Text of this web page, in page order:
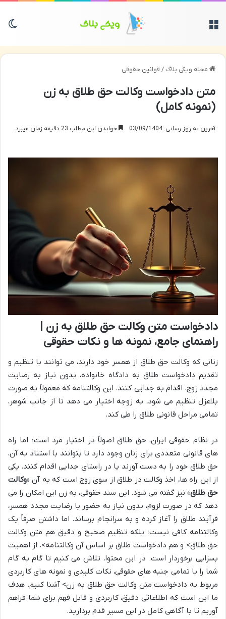
مجله ویکی بلاگ/ قوانین حقوقی
متن دادخواست وکالت حق طلاق به زن
(نمونه کامل)
آخرین به روز رسانی: 03/09/1404 خواندن این مطلب 23 دقیقه زمان میبرد
دادخواست متن وکالت حق طلاق به زن |
راهنمای جامع، نمونه ها و نکات حقوقی
زنانی که وکالت حق طلاق از همسر خود دارند، می توانند با تنظیم و
تقدیم دادخواست طلاق به دادگاه خانواده، بدون نیاز به رضایت
مجدد زوج، اقدام به جدایی کنند. این وکالتنامه که معمولاً به صورت
بلاعزل تنظیم می شود، به زوجه اختیار می دهد تا از جانب شوهر،
تمامی مراحل قانونی طلاق را طی کند.
در نظام حقوقی ایران، حق طلاق اصولاً در اختیار مرد است؛ اما راه
های قانونی متعددی برای زنان وجود دارد تا بتوانند با استناد به آن،
حق طلاق خود را به دست آورند یا در راستای جدایی اقدام کنند. یکی
از این راه ها، اخذ وکالت در طلاق از سوی زوج است که به آن «وکالت
حق طلاق» نیز گفته می شود. این سند حقوقی، به زن این امکان را می
دهد که در صورت لزوم، بدون نیاز به حضور یا رضایت مجدد همسر،
فرآیند طلاق را آغاز کرده و به سرانجام برساند. اما داشتن صرفاً یک
وکالتنامه کافی نیست؛ بلکه تنظیم صحیح و دقیق هم متن وکالت
حق طلاق> و هم دادخواست طلاق بر اساس آن وکالتنامه>، از اهمیت
بسزایی برخوردار است. در این محتوا، تلاش می کنیم تا گام به گام
شما را با تمامی جنبه های حقوقی، نکات کلیدی و نمونه های کاربردی
مربوط به دادخواست متن وکالت حق طلاق به زن> آشنا کنیم. هدف
ما این است که اطلاعاتی دقیق، کاربردی و قابل فهم برای شما فراهم
آوریم تا با آگاهی کامل در این مسیر قدم بردارید.